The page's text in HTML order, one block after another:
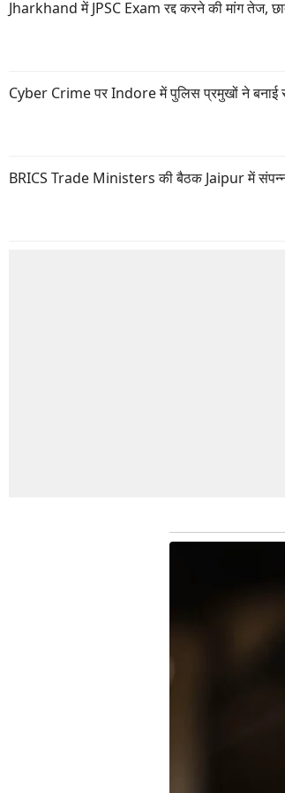
Jharkhand में JPSC Exam रद्द करने की मांग तेज,
Cyber Crime पर Indore में पुलिस प्रमुखों ने बनाई
BRICS Trade Ministers की बैठक Jaipur में